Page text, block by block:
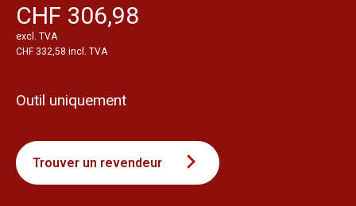
CHF 306,98
excl. TVA
CHF 332,58 incl. TVA
Outil uniquement
Trouver un revendeur